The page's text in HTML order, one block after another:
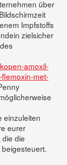
über
Impfstoffs
zielsicher
amoxil-
met-
einzuleiten
eurer
die